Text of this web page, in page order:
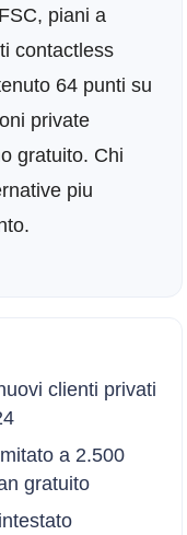
piani a
contactless
64 punti su
private
gratuito. Chi
piu
clienti privati
a 2.500
gratuito